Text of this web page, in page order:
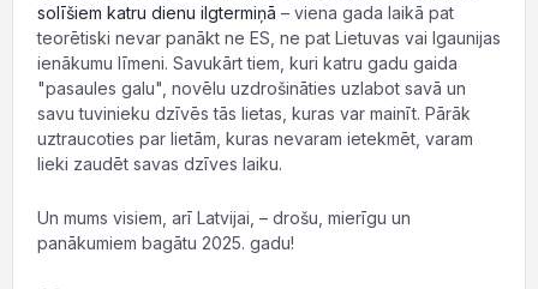
solīšiem katru dienu ilgtermiņā – viena gada laikā pat
teorētiski nevar panākt ne ES, ne pat Lietuvas vai Igaunijas
ienākumu līmeni. Savukārt tiem, kuri katru gadu gaida
"pasaules galu", novēlu uzdrošināties uzlabot savā un
savu tuvinieku dzīvēs tās lietas, kuras var mainīt. Pārāk
uztraucoties par lietām, kuras nevaram ietekmēt, varam
lieki zaudēt savas dzīves laiku.
Un mums visiem, arī Latvijai, – drošu, mierīgu un
panākumiem bagātu 2025. gadu!